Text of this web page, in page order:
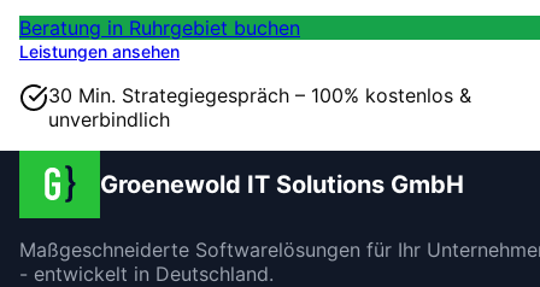
Beratung in Ruhrgebiet buchen
Leistungen ansehen
30 Min. Strategiegespräch – 100% kostenlos &
unverbindlich
Groenewold IT Solutions GmbH
Maßgeschneiderte Softwarelösungen für Ihr
- entwickelt in Deutschland.